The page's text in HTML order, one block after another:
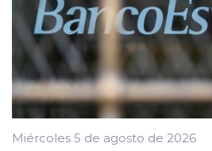
Miércoles 5 de agosto de 2026